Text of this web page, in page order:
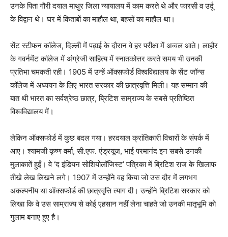
उनके पिता गौरी दयाल माथुर जिला न्यायालय में काम करते थे और फारसी व उर्दू
के विद्वान थे। घर में किताबों का माहौल था, बहसों का माहौल था।
सेंट स्टीफन कॉलेज, दिल्ली में पढ़ाई के दौरान वे हर परीक्षा में अव्वल आते। लाहौर
के गवर्नमेंट कॉलेज में अंग्रेजी साहित्य में स्नातकोत्तर करते समय भी उनकी
प्रतिभा चमकती रही। 1905 में उन्हें ऑक्सफोर्ड विश्वविद्यालय के सेंट जॉन्स
कॉलेज में अध्ययन के लिए भारत सरकार की छात्रवृत्ति मिली। यह सम्मान की
बात थी भारत का सर्वश्रेष्ठ छात्र, ब्रिटिश साम्राज्य के सबसे प्रतिष्ठित
विश्वविद्यालय में।
लेकिन ऑक्सफोर्ड में कुछ बदल गया। हरदयाल क्रांतिकारी विचारों के संपर्क में
आए। श्यामजी कृष्ण वर्मा, सी.एफ. एंड्रयूज, भाई परमानंद इन सबसे उनकी
मुलाकातें हुईं। वे ‘द इंडियन सोशियोलॉजिस्ट’ पत्रिका में ब्रिटिश राज के खिलाफ
तीखे लेख लिखने लगे। 1907 में उन्होंने वह किया जो उस दौर में लगभग
अकल्पनीय था ऑक्सफोर्ड की छात्रवृत्ति त्याग दी। उन्होंने ब्रिटिश सरकार को
लिखा कि वे उस साम्राज्य से कोई एहसान नहीं लेना चाहते जो उनकी मातृभूमि को
गुलाम बनाए हुए है।